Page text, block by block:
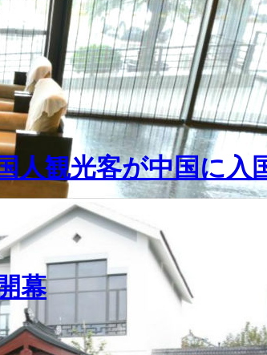
人観光客が中国に
幕